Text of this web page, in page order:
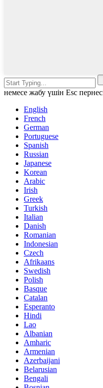
немесе жабу үшін Esc
English
French
German
Portuguese
Spanish
Russian
Japanese
Korean
Arabic
Irish
Greek
Turkish
Italian
Danish
Romanian
Indonesian
Czech
Afrikaans
Swedish
Polish
Basque
Catalan
Esperanto
Hindi
Lao
Albanian
Amharic
Armenian
Azerbaijani
Belarusian
Bengali